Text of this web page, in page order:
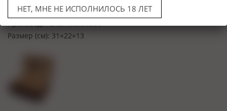
Вместимость: 40 сигар
Размер (см): 31×22×13
НЕТ, МНЕ НЕ ИСПОЛНИЛОСЬ 18 ЛЕТ